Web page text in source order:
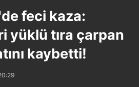
feci kaza:
yüklü tıra çarpan
kaybetti!